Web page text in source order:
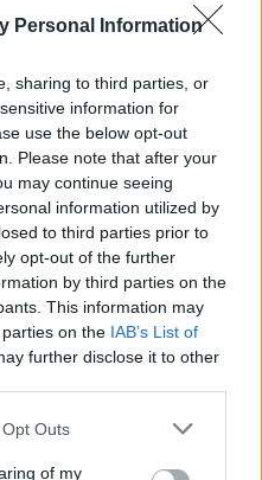
Personal Information
sharing to third parties, or
information for
use the below opt-out
Please note that after your
may continue seeing
information utilized by
to third parties prior to
opt-out of the further
by third parties on the
This information may
on the IAB’s List of
further disclose it to other
uses one or more Google
You may click to
Outs
of my
vairāk nekā 40 gadu
ziņas